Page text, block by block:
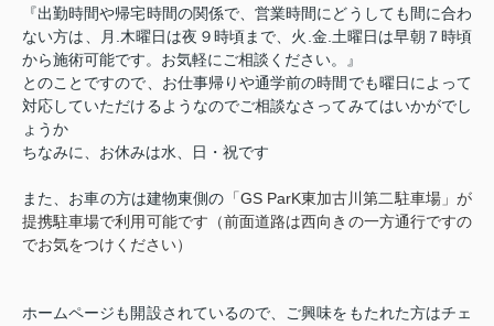
『出勤時間や帰宅時間の関係で、営業時間にどうしても間に合わ
ない方は、月 木曜日は夜９時頃まで、火 金 土曜日は早朝７時頃
から施術可能です。 お気軽にご相談ください。』
とのことですので、お仕事帰りや通学前の時間でも曜日によって
対応していただけるようなのでご相談なさってみてはいかがでし
ょうか
ちなみに、お休みは水、日・祝です
また、お車の方は建物東側の 「GS ParK東加古川第二駐車場」が
提携駐車場で利用可能です （前面道路は西向きの一方通行ですの
でお気をつけください）
ホームページも開設されているので、ご興味をもたれた方はチェ